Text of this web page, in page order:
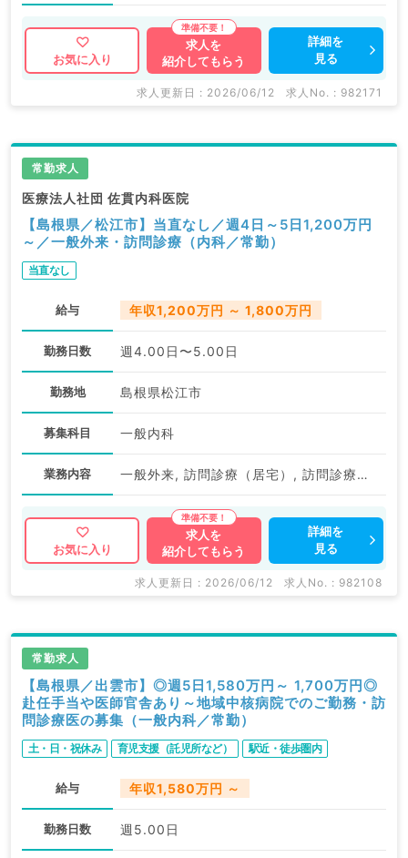
お気に入り
求人を
紹介してもらう
詳細を
見る
求人更新日 : 2026/06/12 求人No. : 982171
常勤求人
医療法人社団 佐貫内科医院
【島根県／松江市】当直なし／週4日～5日1,200万円
～／一般外来・訪問診療（内科／常勤）
当直なし
給与 年収1,200万円 ～ 1,800万円
勤務日数 週4.00日〜5.00日
勤務地 島根県松江市
募集科目 一般内科
業務内容 一般外来, 訪問診療（居宅）, 訪問診療（施設）
お気に入り
求人を
紹介してもらう
詳細を
見る
求人更新日 : 2026/06/12 求人No. : 982108
常勤求人
【島根県／出雲市】◎週5日1,580万円～ 1,700万円◎
赴任手当や医師官舎あり～地域中核病院でのご勤務・訪
問診療医の募集（一般内科／常勤）
土・日・祝休み 育児支援（託児所など） 駅近・徒歩圏内
給与 年収1,580万円 ～
勤務日数 週5.00日